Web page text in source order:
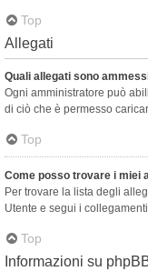
Top
Allegati
Quali allegati sono
Ogni amministratore può
di ciò che è permesso
Top
Come posso trovare i miei
Per trovare la lista degli
Utente e segui i
Top
Informazioni su